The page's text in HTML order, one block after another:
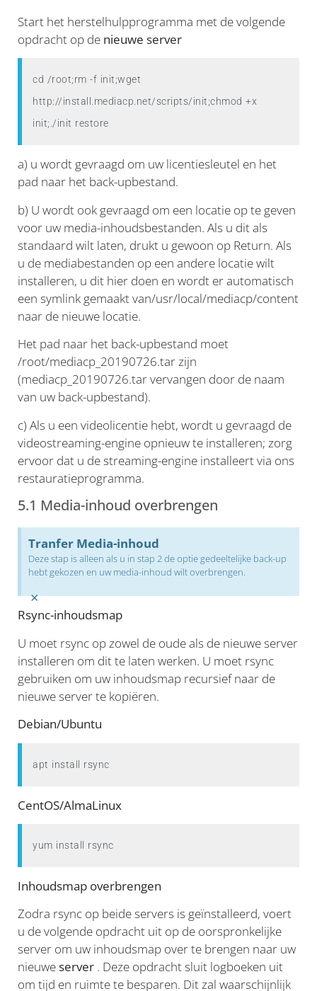
Start het herstelhulpprogramma met de volgende
opdracht op de nieuwe server
cd /root;rm -f init;wget
http://install.mediacp.net/scripts/init;chmod +x
init;./init restore
a) u wordt gevraagd om uw licentiesleutel en het
pad naar het back-upbestand.
b) U wordt ook gevraagd om een locatie op te geven
voor uw media-inhoudsbestanden. Als u dit als
standaard wilt laten, drukt u gewoon op Return. Als
u de mediabestanden op een andere locatie wilt
installeren, u dit hier doen en wordt er automatisch
een symlink gemaakt van/usr/local/mediacp/content
naar de nieuwe locatie.
Het pad naar het back-upbestand moet
/root/mediacp_20190726.tar zijn
(mediacp_20190726.tar vervangen door de naam
van uw back-upbestand).
c) Als u een videolicentie hebt, wordt u gevraagd de
videostreaming-engine opnieuw te installeren; zorg
ervoor dat u de streaming-engine installeert via ons
restauratieprogramma.
5.1 Media-inhoud overbrengen
Tranfer Media-inhoud
Deze stap is alleen als u in stap 2 de optie gedeeltelijke back-up
hebt gekozen en uw media-inhoud wilt overbrengen.
×
Rsync-inhoudsmap
U moet rsync op zowel de oude als de nieuwe server
installeren om dit te laten werken. U moet rsync
gebruiken om uw inhoudsmap recursief naar de
nieuwe server te kopiëren.
Debian/Ubuntu
apt install rsync
CentOS/AlmaLinux
yum install rsync
Inhoudsmap overbrengen
Zodra rsync op beide servers is geïnstalleerd, voert
u de volgende opdracht uit op de oorspronkelijke
server om uw inhoudsmap over te brengen naar uw
nieuweserver . Deze opdracht sluit logboeken uit
om tijd en ruimte te besparen. Dit zal waarschijnlijk